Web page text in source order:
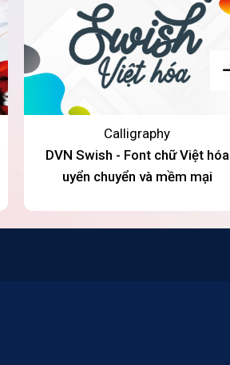
Calligraphy
DVN Swish - Font chữ Việt hóa
uyển chuyển và mềm mại